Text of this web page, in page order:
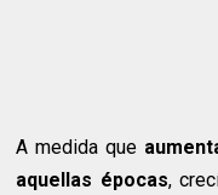
A medida que
aquellas épocas,